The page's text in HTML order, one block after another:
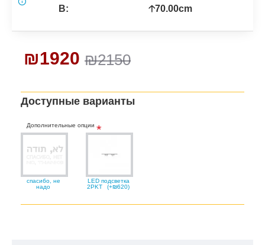
₪2150
₪1920
В:
🡡70.00cm
Доступные варианты
Дополнительные опции
спасибо, не
надо
LED подсветка
2PKT
(+₪620)